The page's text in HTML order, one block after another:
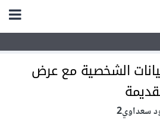
الشخصية مع عرض
سعداوي2